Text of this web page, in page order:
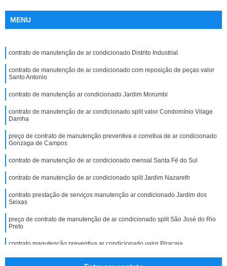
MENU
contrato de manutenção de ar condicionado Distrito Industrial
contrato de manutenção de ar condicionado com reposição de peças valor
Santo Antonio
contrato de manutenção ar condicionado Jardim Morumbi
contrato de manutenção de ar condicionado split valor Condomínio Vilage
Damha
preço de contrato de manutenção preventiva e corretiva de ar condicionado
Gonzaga de Campos
contrato de manutenção de ar condicionado mensal Santa Fé do Sul
contrato de manutenção de ar condicionado split Jardim Nazareth
contrato prestação de serviços manutenção ar condicionado Jardim dos
Seixas
preço de contrato de manutenção de ar condicionado split São José do Rio
Preto
contrato manutenção preventiva ar condicionado valor Piracaia